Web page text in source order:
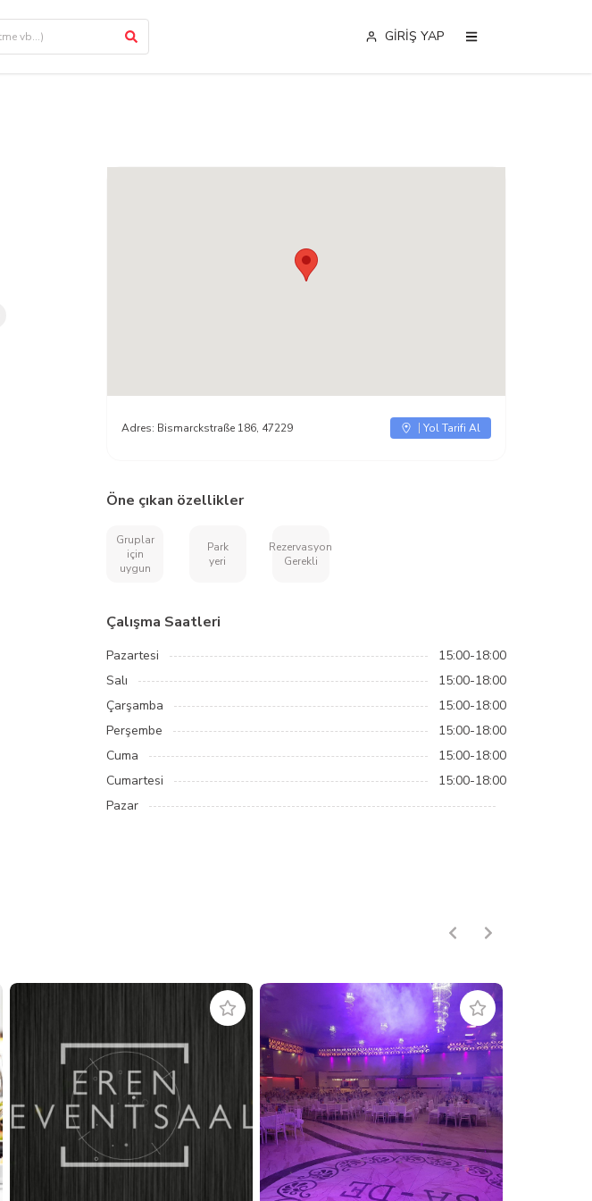
GİRİŞ YAP
Adres: Bismarckstraße 186, 47229 Yol Tarifi Al
Öne çıkan özellikler
Gruplar
için
uygun
Park
yeri
Rezervasyon
Gerekli
Çalışma Saatleri
Pazartesi
15:00-18:00
Salı
15:00-18:00
Çarşamba
15:00-18:00
Perşembe
15:00-18:00
Cuma
15:00-18:00
Cumartesi
15:00-18:00
Pazar